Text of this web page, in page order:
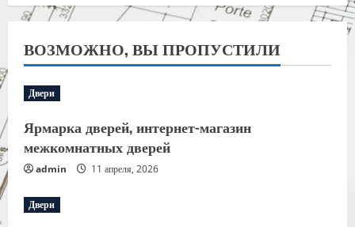
ВОЗМОЖНО, ВЫ ПРОПУСТИЛИ
Двери
Ярмарка дверей, интернет-магазин
межкомнатных дверей
admin 11 апреля, 2026
Двери